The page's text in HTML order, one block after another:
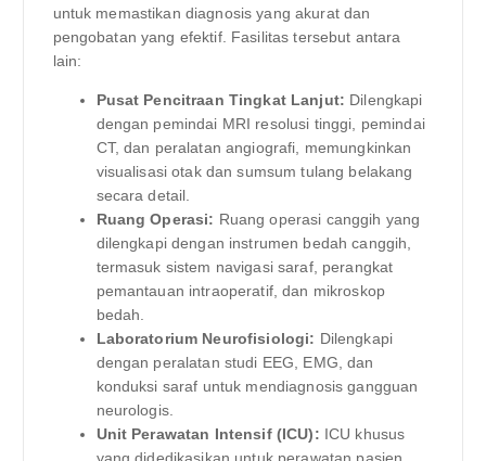
untuk memastikan diagnosis yang akurat dan
pengobatan yang efektif. Fasilitas tersebut antara
lain:
Pusat Pencitraan Tingkat Lanjut: Dilengkapi
dengan pemindai MRI resolusi tinggi, pemindai
CT, dan peralatan angiografi, memungkinkan
visualisasi otak dan sumsum tulang belakang
secara detail.
Ruang Operasi: Ruang operasi canggih yang
dilengkapi dengan instrumen bedah canggih,
termasuk sistem navigasi saraf, perangkat
pemantauan intraoperatif, dan mikroskop
bedah.
Laboratorium Neurofisiologi: Dilengkapi
dengan peralatan studi EEG, EMG, dan
konduksi saraf untuk mendiagnosis gangguan
neurologis.
Unit Perawatan Intensif (ICU): ICU khusus